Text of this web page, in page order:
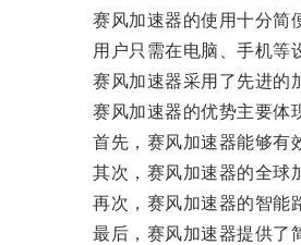
赛风加速器的使用十分简
用户只需在电脑、手机等设
赛风加速器采用了先进的加
赛风加速器的优势主要体现
首先，赛风加速器能够有效
其次，赛风加速器的全球加
再次，赛风加速器的智能路
最后，赛风加速器提供了简